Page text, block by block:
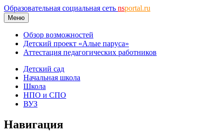
Образовательная социальная сеть nsportal.ru
Меню
Обзор возможностей
Детский проект «Алые паруса»
Аттестация педагогических работников
Детский сад
Начальная школа
Школа
НПО и СПО
ВУЗ
Навигация